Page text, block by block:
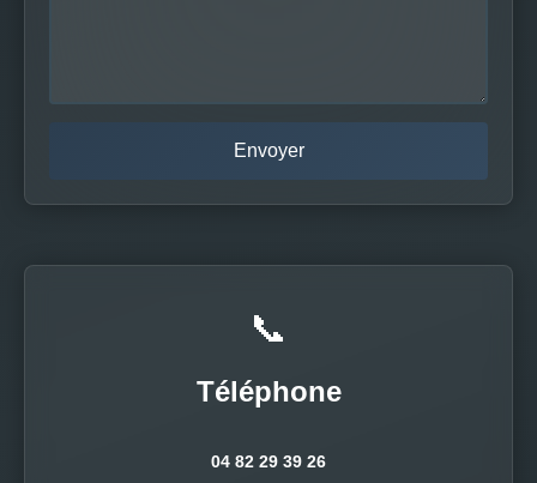
📞
Téléphone
04 82 29 39 26